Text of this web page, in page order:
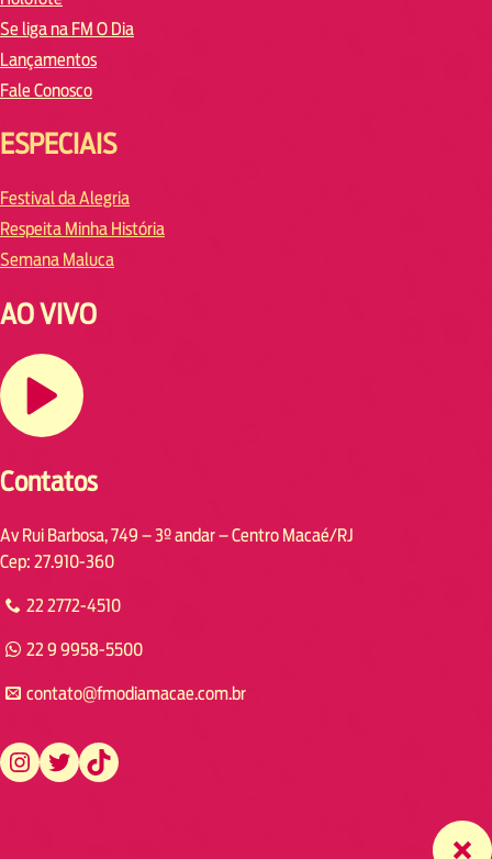
Se liga na FM O Dia
Lançamentos
Fale Conosco
ESPECIAIS
Festival da Alegria
Respeita Minha História
Semana Maluca
AO VIVO
Contatos
Av Rui Barbosa, 749 – 3º andar – Centro Macaé/RJ
Cep: 27.910-360
22 2772-4510
22 9 9958-5500
contato@fmodiamacae.com.br
https://www.instagram.com/fmodia.macae/ https://twitter.com/fmodia.macae/ https://www.tiktok.com/@fmodia.macae